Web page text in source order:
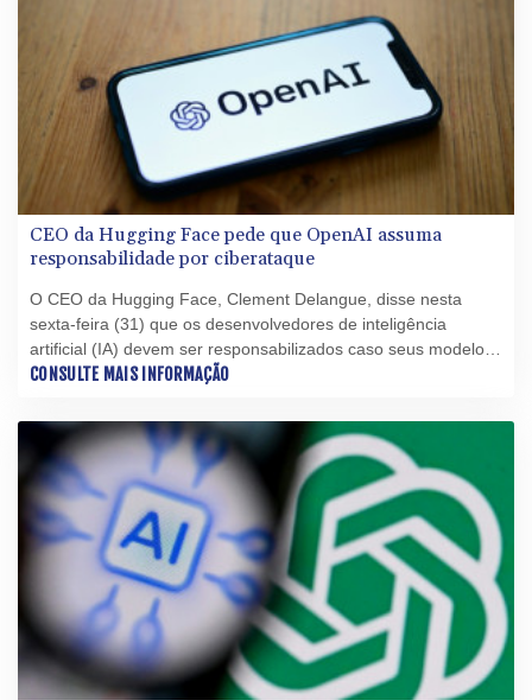
CEO da Hugging Face pede que OpenAI assuma
responsabilidade por ciberataque
O CEO da Hugging Face, Clement Delangue, disse nesta
sexta-feira (31) que os desenvolvedores de inteligência
artificial (IA) devem ser responsabilizados caso seus modelos
saiam do controle, após a startup ser atacada por um software
CONSULTE MAIS INFORMAÇÃO